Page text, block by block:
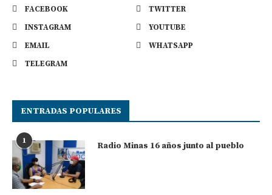
FACEBOOK
TWITTER
INSTAGRAM
YOUTUBE
EMAIL
WHATSAPP
TELEGRAM
ENTRADAS POPULARES
1 Radio Minas 16 años junto al pueblo